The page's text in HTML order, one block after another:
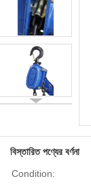
বিস্তারিত পণ্যের বর্ণনা
Condition: